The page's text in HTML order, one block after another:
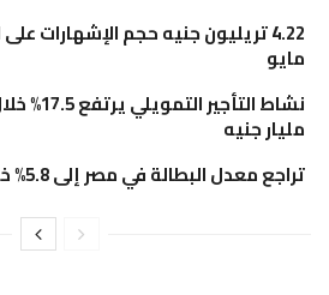
4.22 تريليون جنيه حجم الإشهارات
مايو
مليار جنيه
تراجع معدل البطالة في مصر إلى 5.8% خلال الربع الثاني 2026